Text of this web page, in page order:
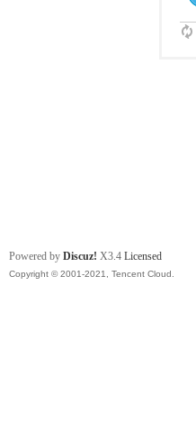
Powered by Discuz! X3.4 Licensed
Copyright © 2001-2021, Tencent Cloud.